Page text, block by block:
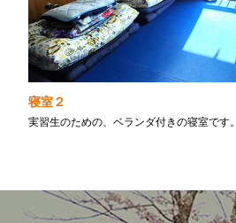
寝室２
実習生のための、ベランダ付きの寝室です。